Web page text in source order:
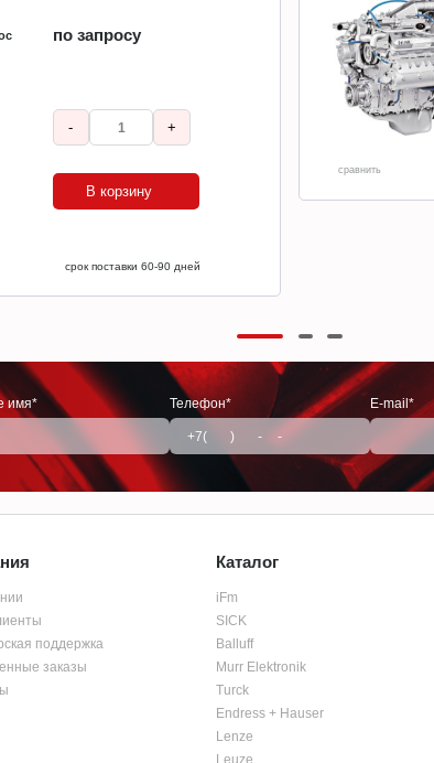
по запросу
срок поставки 60-90 дней
- +
В корзину
сравнить
имя* Телефон* E-mail*
поддержка
заказы
Каталог
iFm
SICK
Balluff
Murr Elektronik
Turck
Endress + Hauser
Lenze
Leuze